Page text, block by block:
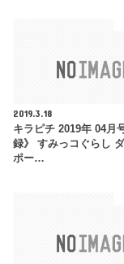
2019.3.18
キラピチ 2019年 04月
録》 すみっコぐらし
ポー…